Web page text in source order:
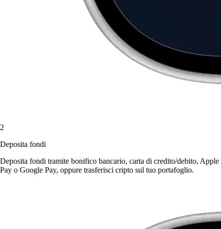
2
Deposita fondi
Deposita fondi tramite bonifico bancario, carta di credito/debito, Apple
Pay o Google Pay, oppure trasferisci cripto sul tuo portafoglio.